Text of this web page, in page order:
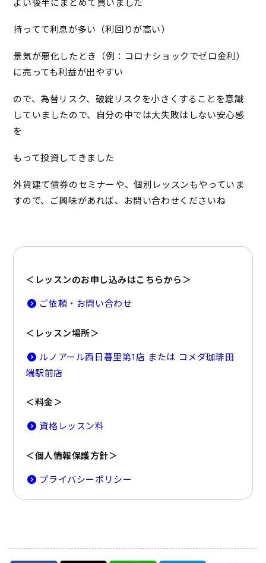
よい後半にまとめて買いました
持ってて利息が多い（利回りが高い）
景気が悪化したとき（例：コロナショックでゼロ金利）
に売っても利益が出やすい
ので、為替リスク、破綻リスクを小さくすることを意識
していましたので、自分の中では大失敗はしない安心感
を
もって投資してきました
外貨建て債券のセミナーや、個別レッスンもやっていま
すので、ご興味があれば、お問い合わせくださいね
＜レッスンのお申し込みはこちらから＞
ご依頼・お問い合わせ
＜レッスン場所＞
ルノアール西日暮里第1店 または コメダ珈琲田
端駅前店
＜料金＞
資格レッスン料
＜個人情報保護方針＞
プライバシーポリシー